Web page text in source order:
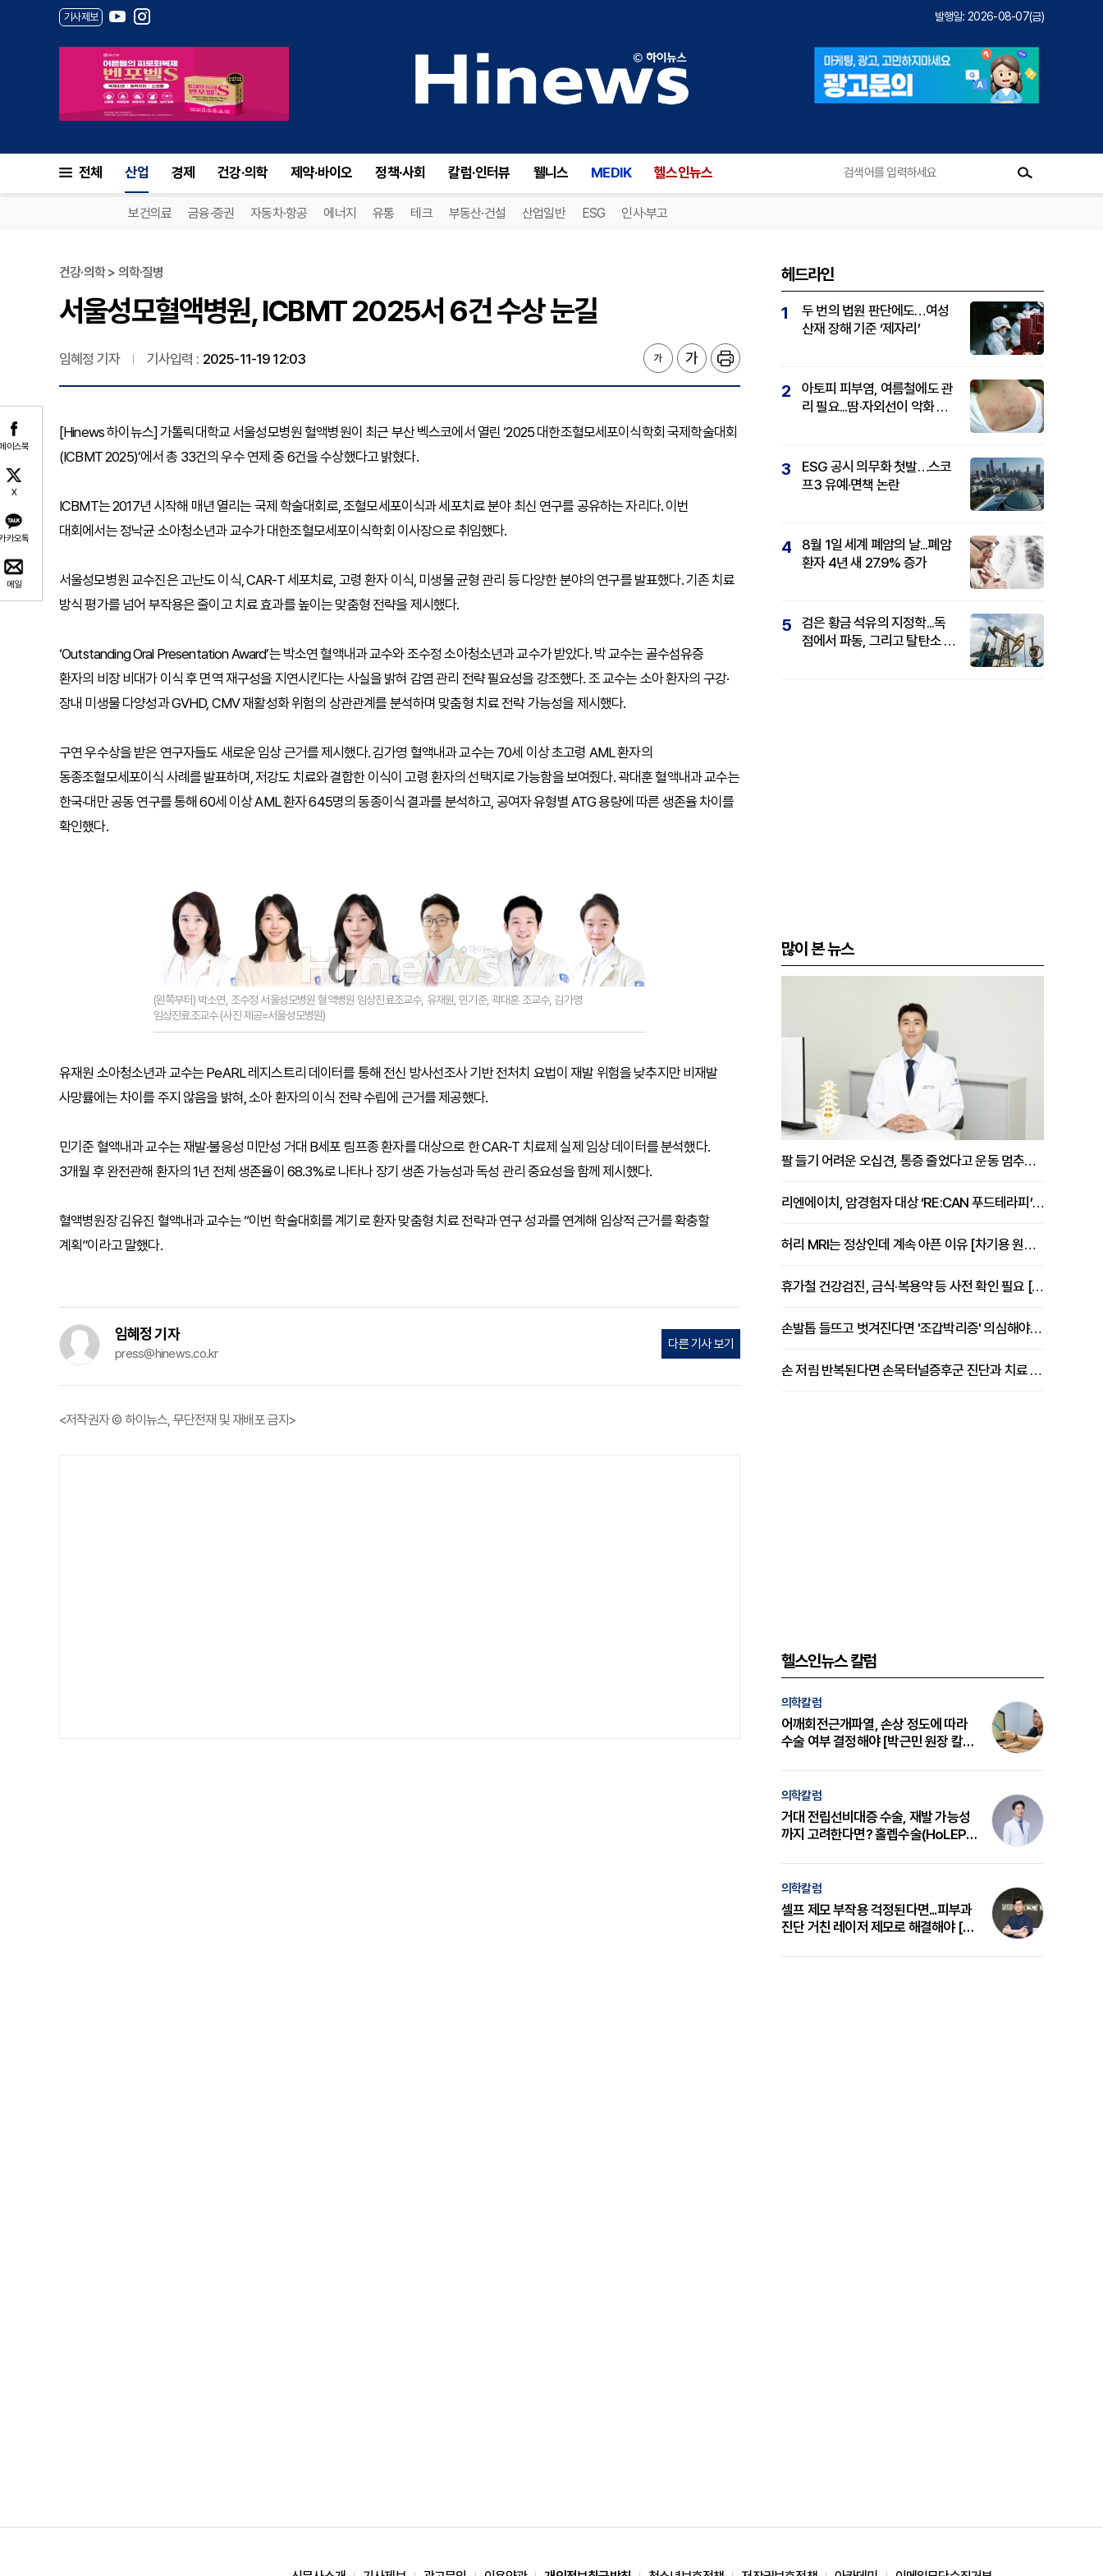
기사제보 발행일: 2026-08-07(금)
전체 산업 경제 건강·의학 제약·바이오 정책·사회 칼럼·인터뷰 웰니스 MEDIK 헬스인뉴스
보건의료 금융·증권 자동차·항공 에너지 유통 테크 부동산·건설 산업일반 ESG 인사·부고
이스북
X
카오톡
메일
건강·의학 > 의학·질병
서울성모혈액병원, ICBMT 2025서 6건 수상 눈길
임혜정 기자 기사입력 : 2025-11-19 12:03
[Hinews 하이뉴스] 가톨릭대학교 서울성모병원 혈액병원이 최근 부산 벡스코에서 열린 ‘2025 대한조혈모세포이식학회 국제학술대회
(ICBMT 2025)’에서 총 33건의 우수 연제 중 6건을 수상했다고 밝혔다.
ICBMT는 2017년 시작해 매년 열리는 국제 학술대회로, 조혈모세포이식과 세포치료 분야 최신 연구를 공유하는 자리다. 이번
대회에서는 정낙균 소아청소년과 교수가 대한조혈모세포이식학회 이사장으로 취임했다.
서울성모병원 교수진은 고난도 이식, CAR-T 세포치료, 고령 환자 이식, 미생물 균형 관리 등 다양한 분야의 연구를 발표했다. 기존 치료
방식 평가를 넘어 부작용은 줄이고 치료 효과를 높이는 맞춤형 전략을 제시했다.
‘Outstanding Oral Presentation Award’는 박소연 혈액내과 교수와 조수정 소아청소년과 교수가 받았다. 박 교수는 골수섬유증
환자의 비장 비대가 이식 후 면역 재구성을 지연시킨다는 사실을 밝혀 감염 관리 전략 필요성을 강조했다. 조 교수는 소아 환자의 구강·
장내 미생물 다양성과 GVHD, CMV 재활성화 위험의 상관관계를 분석하며 맞춤형 치료 전략 가능성을 제시했다.
구연 우수상을 받은 연구자들도 새로운 임상 근거를 제시했다. 김가영 혈액내과 교수는 70세 이상 초고령 AML 환자의
동종조혈모세포이식 사례를 발표하며, 저강도 치료와 결합한 이식이 고령 환자의 선택지로 가능함을 보여줬다. 곽대훈 혈액내과 교수는
한국·대만 공동 연구를 통해 60세 이상 AML 환자 645명의 동종이식 결과를 분석하고, 공여자 유형별 ATG 용량에 따른 생존율 차이를
확인했다.
(왼쪽부터) 박소연, 조수정 서울성모병원 혈액병원 임상진료조교수, 유재원, 민기준, 곽대훈 조교수, 김가영
임상진료조교수 (사진 제공=서울성모병원)
유재원 소아청소년과 교수는 PeARL 레지스트리 데이터를 통해 전신 방사선조사 기반 전처치 요법이 재발 위험을 낮추지만 비재발
사망률에는 차이를 주지 않음을 밝혀, 소아 환자의 이식 전략 수립에 근거를 제공했다.
민기준 혈액내과 교수는 재발·불응성 미만성 거대 B세포 림프종 환자를 대상으로 한 CAR-T 치료제 실제 임상 데이터를 분석했다.
3개월 후 완전관해 환자의 1년 전체 생존율이 68.3%로 나타나 장기 생존 가능성과 독성 관리 중요성을 함께 제시했다.
혈액병원장 김유진 혈액내과 교수는 “이번 학술대회를 계기로 환자 맞춤형 치료 전략과 연구 성과를 연계해 임상적 근거를 확충할
계획”이라고 말했다.
임혜정 기자
press@hinews.co.kr
다른 기사 보기
<저작권자 © 하이뉴스, 무단전재 및 재배포 금지>
헤드라인
1
두 번의 법원 판단에도…여성
산재 장해 기준 ‘제자리’
2
아토피 피부염, 여름철에도 관
리 필요...땀·자외선이 악화 요
3
ESG 공시 의무화 첫발…스코
프3 유예·면책 논란
4
8월 1일 세계 폐암의 날...폐암
환자 4년 새 27.9% 증가
5
검은 황금 석유의 지정학...독
점에서 파동, 그리고 탈탄소 패
많이 본 뉴스
팔 들기 어려운 오십견, 통증 줄었다고 운동 멈추면 안 되는 이유 [이병욱 원장 칼럼]
리엔에이치, 암경험자 대상 ‘RE:CAN 푸드테라피’ 운영
허리 MRI는 정상인데 계속 아픈 이유 [차기용 원장 칼럼]
휴가철 건강검진, 금식·복용약 등 사전 확인 필요 [정도감 원장 칼럼]
손발톱 들뜨고 벗겨진다면 '조갑박리증' 의심해야 [김철윤 원장 칼럼]
손 저림 반복된다면 손목터널증후군 진단과 치료 시기 살펴야 [김동현 원장 칼럼]
헬스인뉴스 칼럼
의학칼럼
어깨회전근개파열, 손상 정도에 따라
수술 여부 결정해야 [박근민 원장 칼
의학칼럼
거대 전립선비대증 수술, 재발 가능성
까지 고려한다면? 홀렙수술(HoLEP)
의학칼럼
셀프 제모 부작용 걱정된다면...피부과
진단 거친 레이저 제모로 해결해야 [변